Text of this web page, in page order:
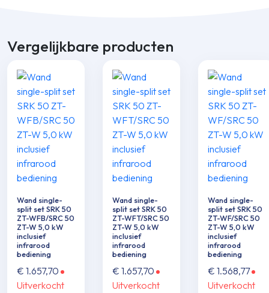
Vergelijkbare producten
Wand single-
split set SRK 50
ZT-WFB/SRC 50
ZT-W 5,0 kW
inclusief
infrarood
bediening
€ 1.657,70
Uitverkocht
Wand single-
split set SRK 50
ZT-WFT/SRC 50
ZT-W 5,0 kW
inclusief
infrarood
bediening
€ 1.657,70
Uitverkocht
Wand single-
split set SRK 50
ZT-WF/SRC 50
ZT-W 5,0 kW
inclusief
infrarood
bediening
€ 1.568,77
Uitverkocht